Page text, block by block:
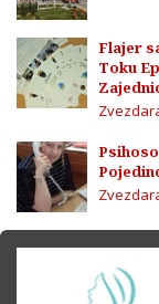
Flajer
Toku